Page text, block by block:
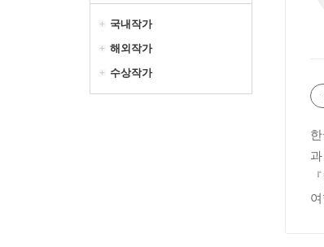
국내작가
해외작가
수상작가